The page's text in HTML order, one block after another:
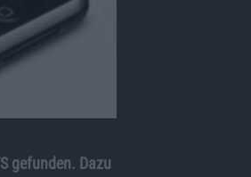
gefunden. Dazu